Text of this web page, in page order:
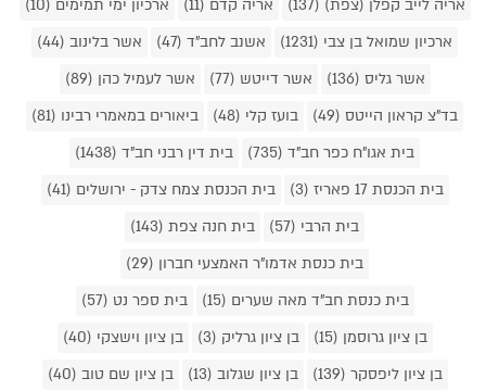
אריה לייב קפלן (צפת) (137)
אריה קדם (11)
ארכיון ימי תמימים (10)
ארכיון שמואל בן צבי (1231)
אשנב לחב"ד (47)
אשר בלינוב (44)
אשר גליס (136)
אשר דייטש (77)
אשר לעמיל כהן (89)
בד"צ קראון הייטס (49)
בועז קלי (48)
ביאורים במאמרי רבינו (81)
בית אגו"ח כפר חב"ד (735)
בית דין רבני חב"ד (1438)
בית הכנסת 17 פאריז (3)
בית הכנסת צמח צדק - ירושלים (41)
בית הרבי (57)
בית חנה צפת (143)
בית כנסת אדמו"ר האמצעי חברון (29)
בית כנסת חב"ד מאה שערים (15)
בית ספר נט (57)
בן ציון גרוסמן (15)
בן ציון גרליק (3)
בן ציון וישצקי (40)
בן ציון ליפסקר (139)
בן ציון שגלוב (13)
בן ציון שם טוב (40)